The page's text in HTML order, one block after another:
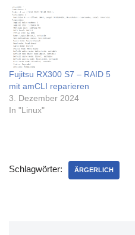
richtigen Ersatzplatte ist
wohl laut UPS heute bei uns
angekommen, nur konnte
ich…
Fujitsu RX300 S7 – RAID 5
mit amCLI reparieren
3. Dezember 2024
In "Linux"
Schlagwörter: ÄRGERLICH